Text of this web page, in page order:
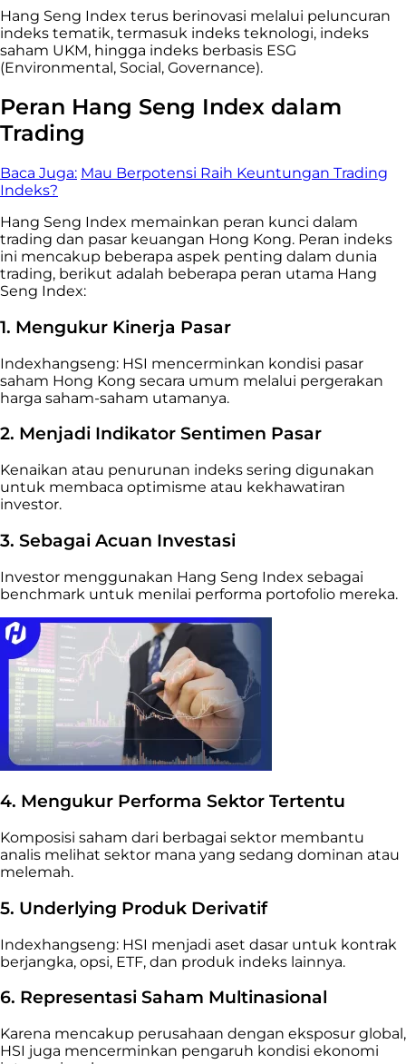
Hang Seng Index terus berinovasi melalui peluncuran
indeks tematik, termasuk indeks teknologi, indeks
saham UKM, hingga indeks berbasis ESG
(Environmental, Social, Governance).
Peran Hang Seng Index dalam
Trading
Baca Juga: Mau Berpotensi Raih Keuntungan Trading
Indeks?
Hang Seng Index memainkan peran kunci dalam
trading dan pasar keuangan Hong Kong. Peran indeks
ini mencakup beberapa aspek penting dalam dunia
trading, berikut adalah beberapa peran utama Hang
Seng Index:
1. Mengukur Kinerja Pasar
Indexhangseng: HSI mencerminkan kondisi pasar
saham Hong Kong secara umum melalui pergerakan
harga saham-saham utamanya.
2. Menjadi Indikator Sentimen Pasar
Kenaikan atau penurunan indeks sering digunakan
untuk membaca optimisme atau kekhawatiran
investor.
3. Sebagai Acuan Investasi
Investor menggunakan Hang Seng Index sebagai
benchmark untuk menilai performa portofolio mereka.
4. Mengukur Performa Sektor Tertentu
Komposisi saham dari berbagai sektor membantu
analis melihat sektor mana yang sedang dominan atau
melemah.
5. Underlying Produk Derivatif
Indexhangseng: HSI menjadi aset dasar untuk kontrak
berjangka, opsi, ETF, dan produk indeks lainnya.
6. Representasi Saham Multinasional
Karena mencakup perusahaan dengan eksposur global,
HSI juga mencerminkan pengaruh kondisi ekonomi